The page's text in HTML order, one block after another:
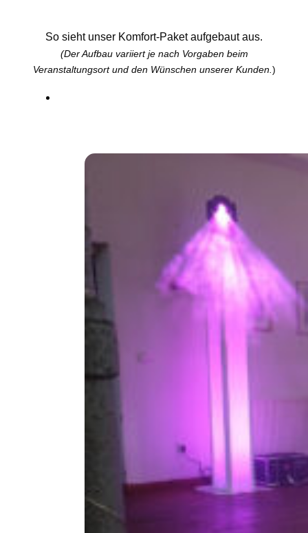
So sieht unser Komfort-Paket aufgebaut aus.
(Der Aufbau variiert je nach Vorgaben beim
Veranstaltungsort und den Wünschen unserer Kunden.)